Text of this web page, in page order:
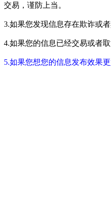
交易，谨防上当。
3.如果您发现信息存在欺诈或
4.如果您的信息已经交易或者
5.如果您想您的信息发布效果